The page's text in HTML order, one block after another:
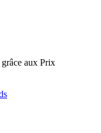
grâce aux Prix